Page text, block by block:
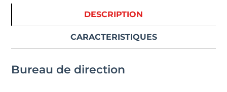
DESCRIPTION
CARACTERISTIQUES
Bureau de direction